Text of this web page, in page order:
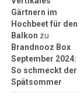
Gärtnern im
Hochbeet für den
Balkon zu
Brandnooz Box
September 2024:
So schmeckt der
Spätsommer